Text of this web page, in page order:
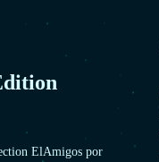
ElAmigos por